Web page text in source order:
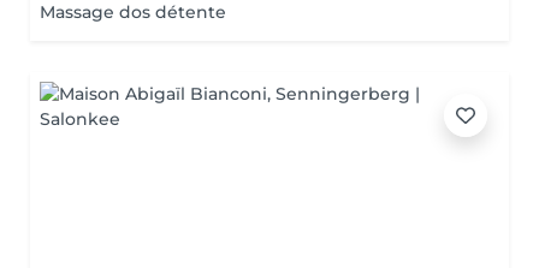
Massage dos détente